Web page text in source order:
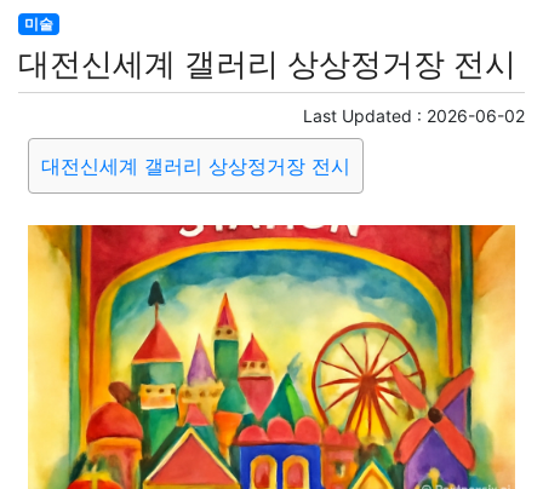
법률
보건 질병 가요 방송 일상 주식 암호화폐
블록체인 결혼 육아 반려동물 패션
게임 스포츠 사진 대출 자동차 취미 여행
IT 컴퓨터 기술 사회 정치 건강
의학 경제 마케팅 부동산 외국어 교육
교통 생활 기타
미술
대전신세계 갤러리 상상정거장 전시
Last Updated : 2026-06-02
대전신세계 갤러리 상상정거장 전시